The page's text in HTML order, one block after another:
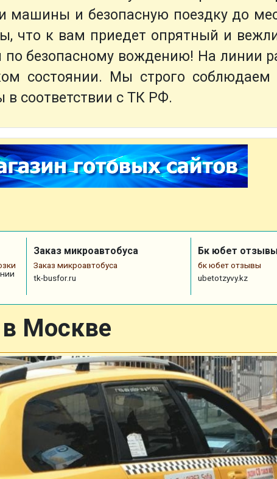
машины и безопасную поездку до
что к вам приедет опрятный и
безопасному вождению! На линии
состоянии. Мы строго
соответствии с ТК РФ.
Заказ микроавтобуса
Заказ микроавтобуса
tk-busfor.ru
Бк юбет отзывы
бк юбет отзывы
ubetotzyvy.kz
в Москве